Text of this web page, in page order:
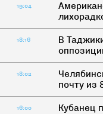
19:04
18:16
В
18:02
почту из
16:00 Кубанец